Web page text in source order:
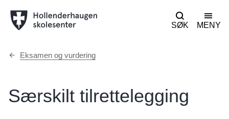
SØK MENY
Du
Eksamen og vurdering
Særskilt tilrettelegging